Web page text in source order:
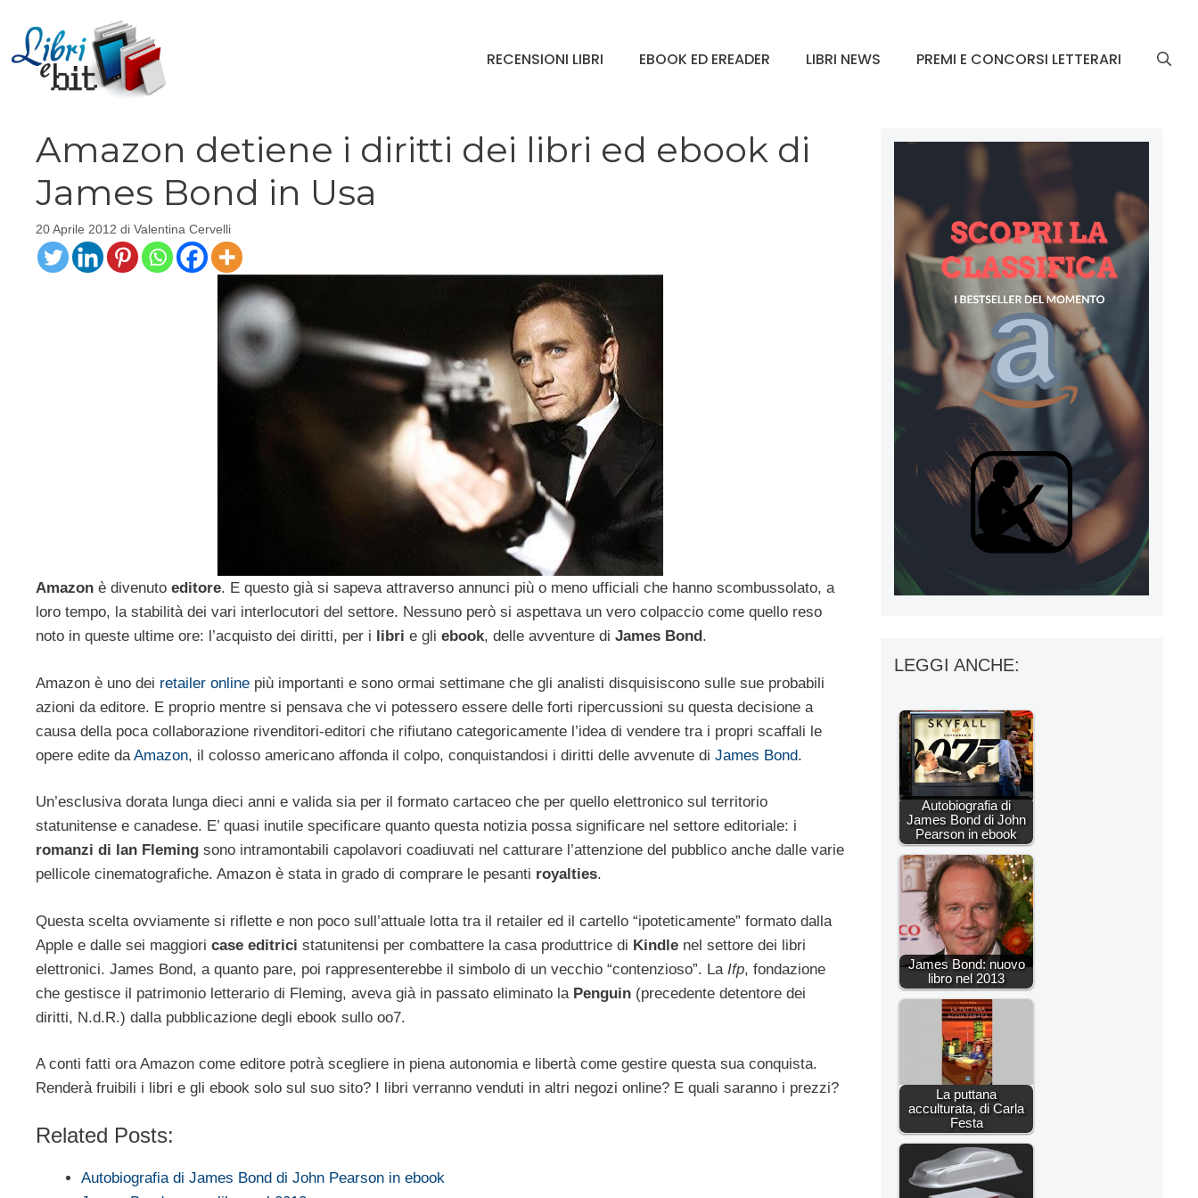
contenuto
RECENSIONI LIBRI EBOOK ED EREADER LIBRI NEWS PREMI E CONCORSI LETTERARI
Amazon detiene i diritti dei libri ed ebook di
James Bond in Usa
20 Aprile 2012 di Valentina Cervelli
Amazon è divenuto editore. E questo già si sapeva attraverso annunci più o meno ufficiali che hanno scombussolato, a
loro tempo, la stabilità dei vari interlocutori del settore. Nessuno però si aspettava un vero colpaccio come quello reso
noto in queste ultime ore: l’acquisto dei diritti, per i
libri e gli ebook, delle avventure di James Bond .
Amazon è uno dei retailer online più importanti e sono ormai settimane che gli analisti disquisiscono sulle sue probabili
azioni da editore. E proprio mentre si pensava che vi potessero essere delle forti ripercussioni su questa decisione a
causa della poca collaborazione rivenditori-editori che rifiutano categoricamente l’idea di vendere tra i propri scaffali le
opere edite daAmazon, il colosso americano affonda il colpo, conquistandosi i diritti delle avvenute di James Bond.
Un’esclusiva dorata lunga dieci anni e valida sia per il formato cartaceo che per quello elettronico sul territorio
statunitense e canadese. E’ quasi inutile specificare quanto questa notizia possa significare nel settore editoriale: i
romanzi di Ian Fleming sono intramontabili capolavori coadiuvati nel catturare l’attenzione del pubblico anche dalle varie
pellicole cinematografiche. Amazon è stata in grado di comprare le pesanti royalties.
Questa scelta ovviamente si riflette e non poco sull’attuale lotta tra il retailer ed il cartello “ipoteticamente” formato dalla
Apple e dalle sei maggiori case editrici statunitensi per combattere la casa produttrice di Kindle nel settore dei libri
elettronici. James Bond, a quanto pare, poi rappresenterebbe il simbolo di un vecchio “contenzioso”. La Ifp, fondazione
che gestisce il patrimonio letterario di Fleming, aveva già in passato eliminato la Penguin (precedente detentore dei
diritti, N.d.R.) dalla pubblicazione degli ebook sullo oo7.
A conti fatti ora Amazon come editore potrà scegliere in piena autonomia e libertà come gestire questa sua conquista.
Renderà fruibili i libri e gli ebook solo sul suo sito? I libri verranno venduti in altri negozi online? E quali saranno i prezzi?
Related Posts:
Autobiografia di James Bond di John Pearson in ebook
LEGGI ANCHE:
Autobiografia di
James Bond di John
Pearson in ebook
James Bond: nuovo
libro nel 2013
La puttana
acculturata, di Carla
Festa